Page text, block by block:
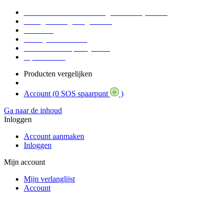
Producten vergelijken
Account (0 SOS spaarpunt
)
Ga naar de inhoud
Inloggen
Account aanmaken
Inloggen
Mijn account
Mijn verlanglijst
Account